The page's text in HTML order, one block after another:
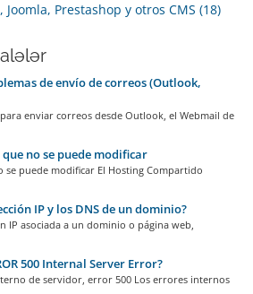
Prestashop y otros CMS (18)
de envío de correos (Outlook,
enviar correos desde Outlook, el Webmail de
no se puede modificar
se puede modificar El Hosting Compartido
IP y los DNS de un dominio?
IP asociada a un dominio o página web,
500 Internal Server Error?
de servidor, error 500 Los errores internos